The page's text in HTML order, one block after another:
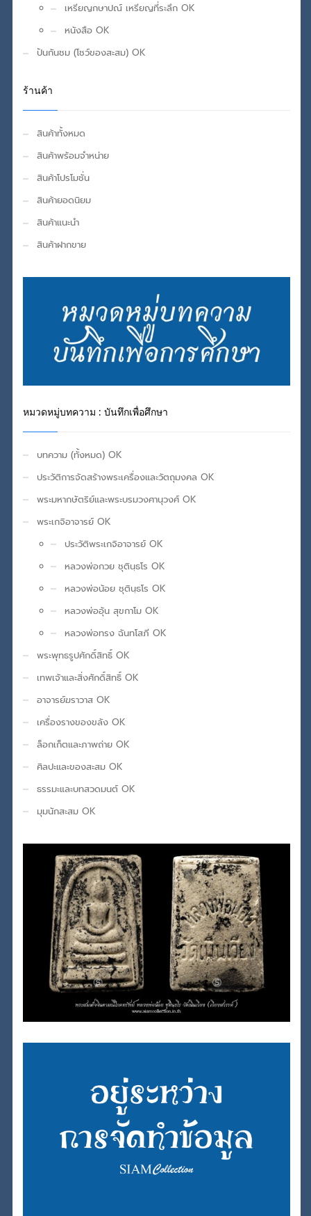
เหรียญกษาปณ์ เหรียญที่ระลึก OK
หนังสือ OK
ปันกันชม (โชว์ของสะสม) OK
ร้านค้า
สินค้าทั้งหมด
สินค้าพร้อมจำหน่าย
สินค้าโปรโมชั่น
สินค้ายอดนิยม
สินค้าแนะนำ
สินค้าฝากขาย
หมวดหมู่บทความ : บันทึกเพื่อศึกษา
บทความ (ทั้งหมด) OK
ประวัติการจัดสร้างพระเครื่องและวัตถุมงคล OK
พระมหากษัตริย์และพระบรมวงศานุวงศ์ OK
พระเกจิอาจารย์ OK
ประวัติพระเกจิอาจารย์ OK
หลวงพ่อกวย ชุตินฺธโร OK
หลวงพ่อน้อย ชุตินฺธโร OK
หลวงพ่ออุ้น สุขกาโม OK
หลวงพ่อทรง ฉันทโสภี OK
พระพุทธรูปศักดิ์สิทธิ์ OK
เทพเจ้าและสิ่งศักดิ์สิทธิ์ OK
อาจารย์ฆราวาส OK
เครื่องรางของขลัง OK
ล็อกเก็ตและภาพถ่าย OK
ศิลปะและของสะสม OK
ธรรมะและบทสวดมนต์ OK
มุมนักสะสม OK